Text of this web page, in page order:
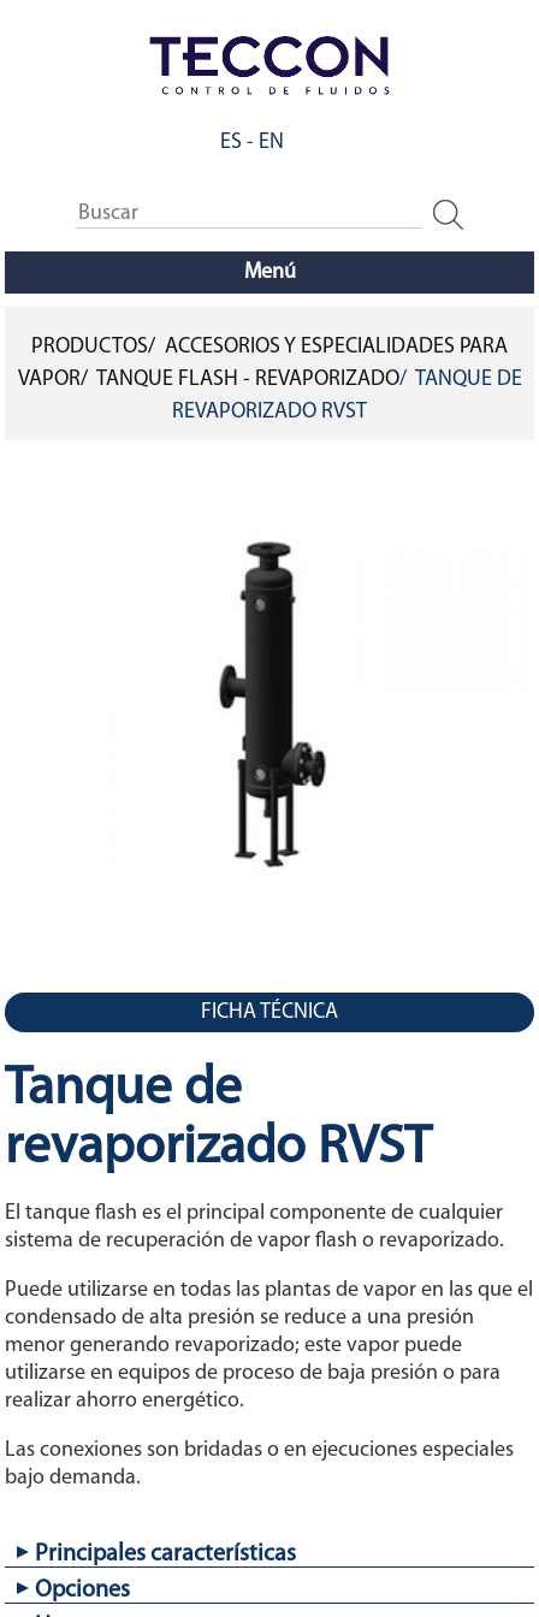
ES - EN
Menú
SOBRESCRIBIR
PRODUCTOS
ACCESORIOS Y ESPECIALIDADES PARA
VAPOR
TANQUE FLASH - REVAPORIZADO
TANQUE DE
REVAPORIZADO RVST
FICHA TÉCNICA
Tanque de
revaporizado RVST
El tanque flash es el principal componente de cualquier
sistema de recuperación de vapor flash o revaporizado.
Puede utilizarse en todas las plantas de vapor en las que el
condensado de alta presión se reduce a una presión
menor generando revaporizado; este vapor puede
utilizarse en equipos de proceso de baja presión o para
realizar ahorro energético.
Las conexiones son bridadas o en ejecuciones especiales
bajo demanda.
Principales características
Varias posibilidades de instalación, tamaños y tipos
Opciones